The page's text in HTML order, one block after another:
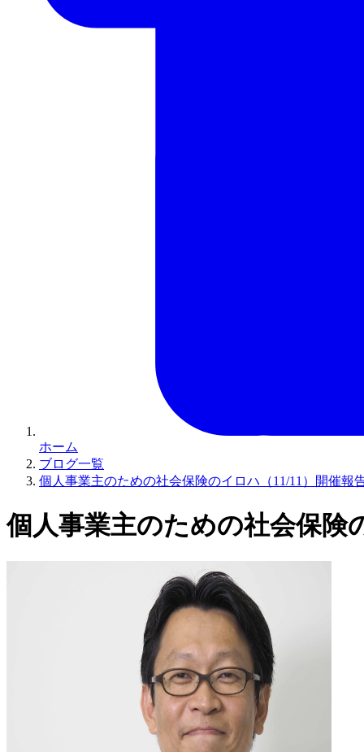
ホーム
ブログ一覧
個人事業主のための社会保険のイロハ（11/11）開催報
個人事業主のための社会保険